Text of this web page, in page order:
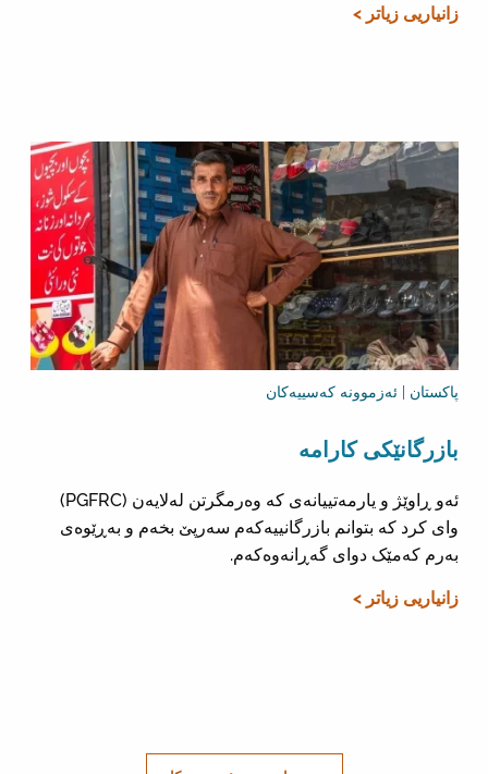
زانیاریی زیاتر >
پاکستان | ئەزموونە کەسییەکان
بازرگانێکی کارامە
ئەو ڕاوێژ و یارمەتییانەی کە وەرمگرتن لەلایەن (PGFRC)
وای کرد کە بتوانم بازرگانییەکەم سەرپێ بخەم و بەڕێوەی
بەرم کەمێک دوای گەڕانەوەکەم.
زانیاریی زیاتر >